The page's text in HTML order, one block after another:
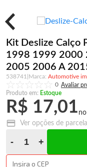
Kit Deslize Calço
1998 1999 2000
2005 2006 A
538741
Automotive
0
Produto em: Estoque
R$ 17,01
Ver opções de